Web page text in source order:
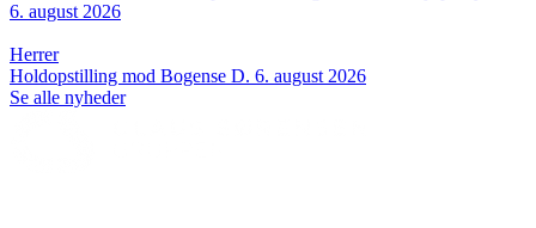
6. august 2026
Herrer
Holdopstilling mod Bogense D. 6. august 2026
Se alle nyheder